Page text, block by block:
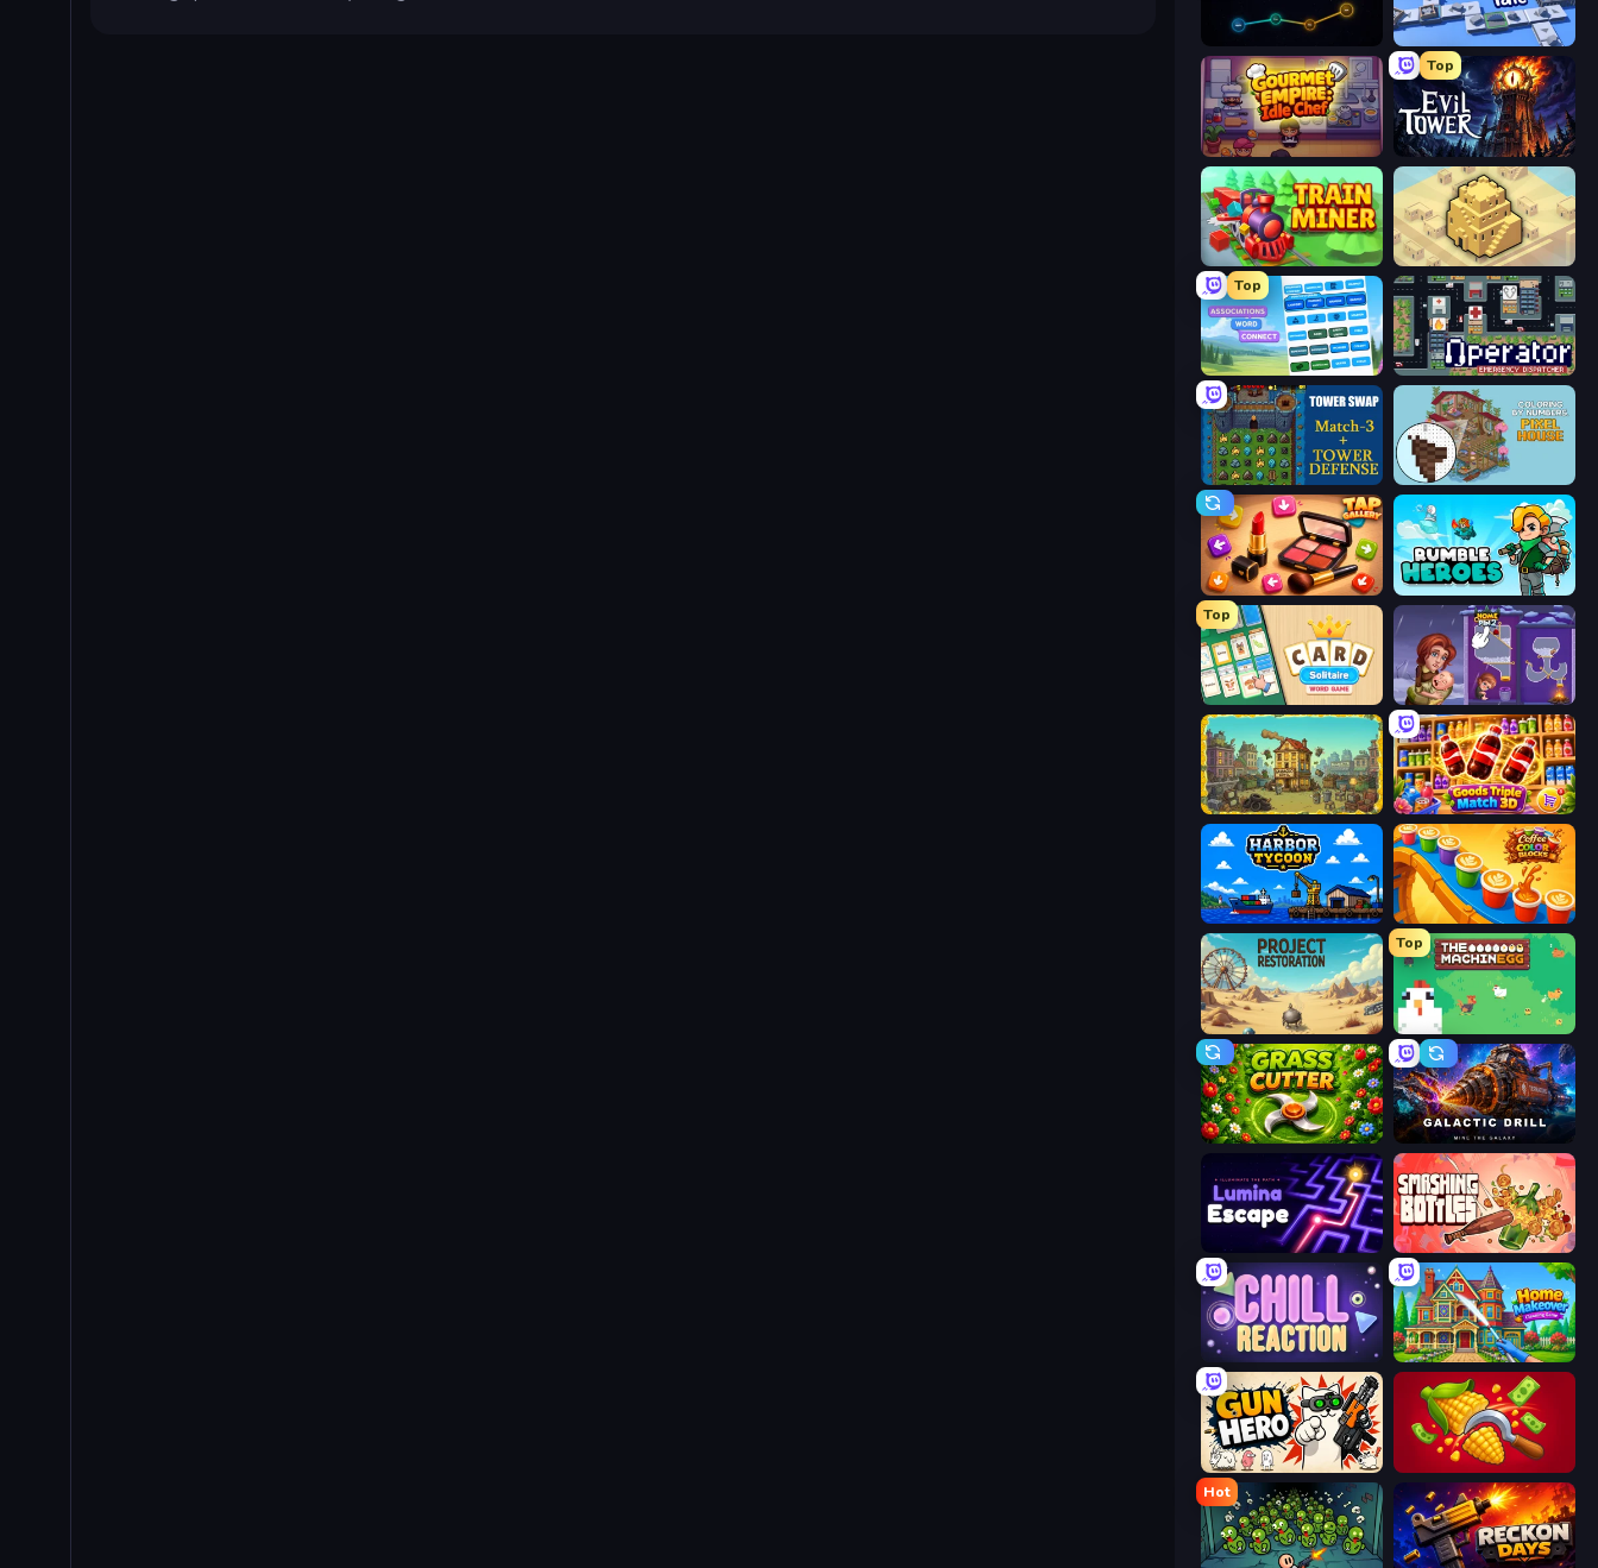
Word Bridge Conveyor Idle
Gourmet Empire: Idle Chef
Top
Evil Tower
Train Miner City Blocks
Top
Associations - Word Connect Operator: Emergency Dispatcher
Tower Swap
Tap Gallery Rumble Heroes
Top
Home Pin 2
The Garbaggio Hotel Goods Triple Match 3D
Harbor Tycoon Coffee Color Blocks
Project Restoration
Top
The MachinEGG
Grass Cutter Galactic Drill
Lumina Escape Smashing Bottles
Chill Reaction Home Makeover Cleaning Game
Gun Hero: Cat Survival Farm-51: Secret Harvest
Hot